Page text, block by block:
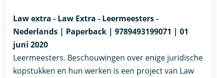
Law extra - Law Extra - Leermeesters -
Nederlands | Paperback | 9789493199071 | 01
juni 2020
Leermeesters. Beschouwingen over enige juridische
kopstukken en hun werken is een project van Law